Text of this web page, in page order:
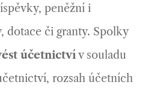
peněžní i
dotace či granty. Spolky
účetnictvív souladu
rozsah účetních